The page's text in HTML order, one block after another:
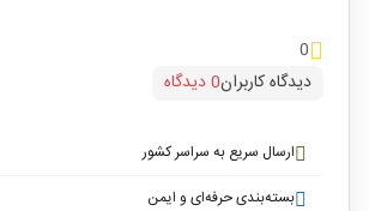
0
دیدگاه کاربران0 دیدگاه
ارسال سریع به سراسر کشور
بسته‌بندی حرفه‌ای و ایمن